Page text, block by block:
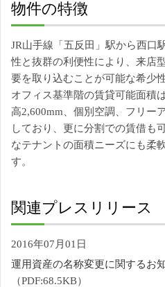
物件の特徴
JR山手線「五反田」駅から西口
性と抜群の利便性により、来店
要を取り込むことが可能な希少
オフィス基準階の賃貸可能面積
高2,600mm、個別空調、フリー
しており、更に分割での賃借も
なテナントの面積ニーズにも柔
す。
関連プレスリリース
2016年07月01日
運用資産の名称変更に関するお
（PDF:68.5KB）